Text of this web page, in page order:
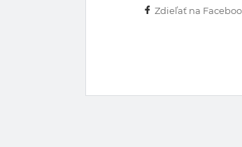
Zdieľať na